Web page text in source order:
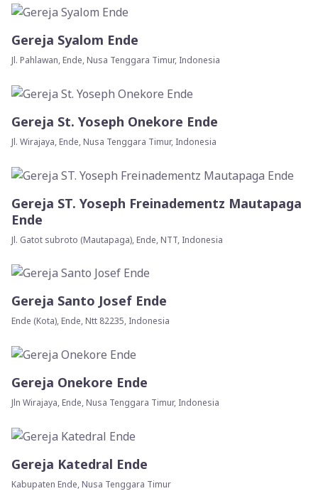
Gereja Syalom Ende
Jl. Pahlawan, Ende, Nusa Tenggara Timur, Indonesia
Gereja St. Yoseph Onekore Ende
Jl. Wirajaya, Ende, Nusa Tenggara Timur, Indonesia
Gereja ST. Yoseph Freinadementz Mautapaga
Ende
Jl. Gatot subroto (Mautapaga), Ende, NTT, Indonesia
Gereja Santo Josef Ende
Ende (Kota), Ende, Ntt 82235, Indonesia
Gereja Onekore Ende
Jln Wirajaya, Ende, Nusa Tenggara Timur, Indonesia
Gereja Katedral Ende
Kabupaten Ende, Nusa Tenggara Timur